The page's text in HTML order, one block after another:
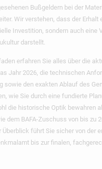
Bußgeldern bei der
Wir verstehen, dass der
Investition, sondern auch eine
darstellt.
erfahren Sie alles über die
Jahr 2026, die technischen
sowie den exakten Ablauf des
wie Sie durch eine fundierte
die historische Optik bewahren
dem BAFA-Zuschuss von bis zu
Überblick führt Sie sicher von der
bis zur finalen,